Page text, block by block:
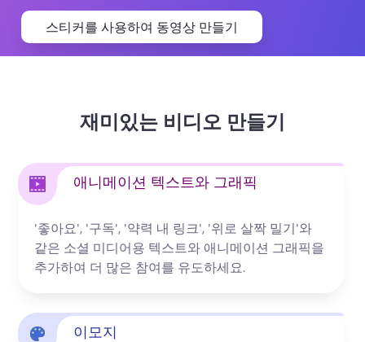
무료 체험하기
스티커를 사용하여 동영상 만들기
재미있는 비디오 만들기
애니메이션 텍스트와 그래픽
'좋아요', '구독', '약력 내 링크', '위로 살짝 밀기'와
같은 소셜 미디어용 텍스트와 애니메이션 그래픽을
추가하여 더 많은 참여를 유도하세요.
이모지